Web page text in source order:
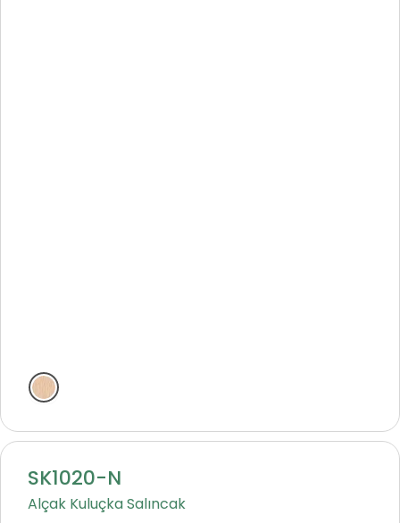
Natural
SK1020-N
Alçak Kuluçka Salıncak